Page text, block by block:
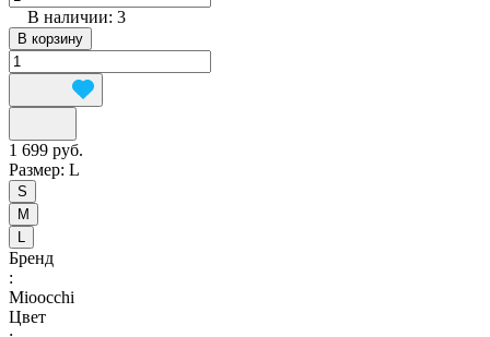
В наличии: 3
В корзину
1 699 руб.
Размер: L
S
M
L
Бренд
:
Mioocchi
Цвет